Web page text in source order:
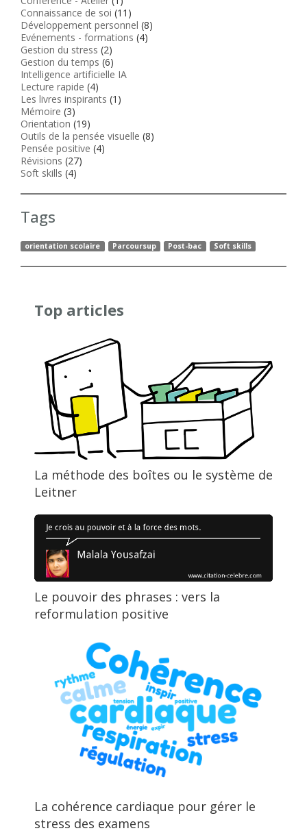
Connaissance de soi (11)
Développement personnel (8)
Evénements - formations (4)
Gestion du stress (2)
Gestion du temps (6)
Intelligence artificielle IA
Lecture rapide (4)
Les livres inspirants (1)
Mémoire (3)
Orientation (19)
Outils de la pensée visuelle (8)
Pensée positive (4)
Révisions (27)
Soft skills (4)
Tags
orientation scolaire Parcoursup Post-bac Soft skills
Top articles
La méthode des boîtes ou le système de
Leitner
Le pouvoir des phrases : vers la
reformulation positive
La cohérence cardiaque pour gérer le
stress des examens